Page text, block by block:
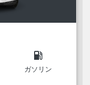
local_gas_station
ガソリン